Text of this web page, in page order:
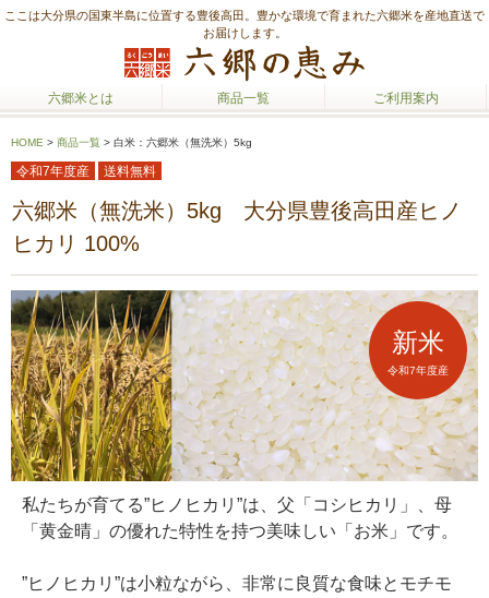
ここは大分県の国東半島に位置する豊後高田。豊かな環境で育まれた六郷米を産地直送で
お届けします。
六郷米とは 商品一覧 ご利用案内
HOME > 商品一覧 > 白米：六郷米（無洗米）5kg
令和7年度産 送料無料
六郷米（無洗米）5kg 大分県豊後高田産ヒノ
ヒカリ 100%
新米
令和7年度産
私たちが育てる”ヒノヒカリ”は、父「コシヒカリ」、母
「黄金晴」の優れた特性を持つ美味しい「お米」です。
”ヒノヒカリ”は小粒ながら、非常に良質な食味とモチモ